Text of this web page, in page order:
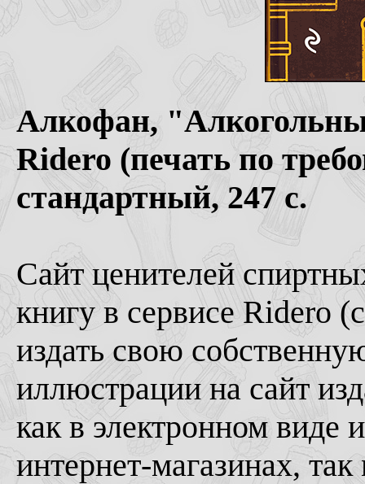
Алкофан,
Ridero (печать по
стандартный, 247 с.
Сайт ценителей
книгу в сервисе Ridero
издать свою
иллюстрации на сайт
как в электронном
интернет-магазинах,